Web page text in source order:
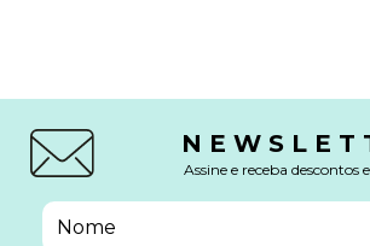
Assine e receba descontos